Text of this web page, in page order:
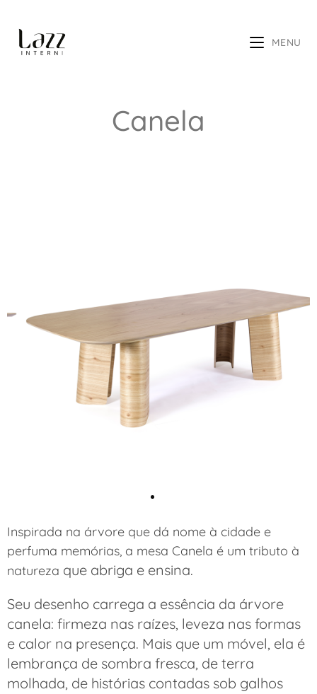
MENU
Canela
Inspirada na árvore que dá nome à cidade e
perfuma memórias, a mesa Canela é um tributo à
natureza que abriga e ensina.
Seu desenho carrega a essência da árvore
canela: firmeza nas raízes, leveza nas formas
e calor na presença. Mais que um móvel, ela é
lembrança de sombra fresca, de terra
molhada, de histórias contadas sob galhos